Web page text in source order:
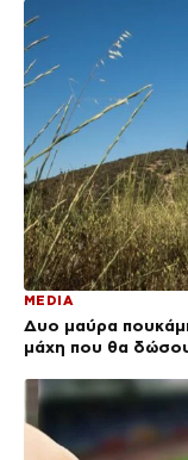
MEDIA
Δυο μαύρα
μάχη που θα